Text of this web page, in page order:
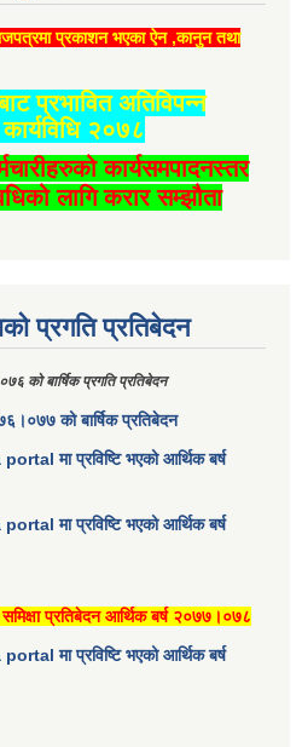
प्रकाशन भएका ऐन ,कानुन तथा
प्रभावित अतिविपन्न
२०७८
कार्यसमपादनस्तर
लागि करार सम्झौता
प्रगति प्रतिबेदन
को बार्षिक प्रगति प्रतिबेदन
को बार्षिक प्रतिबेदन
मा प्रविष्टि भएको आर्थिक बर्ष
मा प्रविष्टि भएको आर्थिक बर्ष
समिक्षा प्रतिबेदन आर्थिक बर्ष २०७७।०७८
मा प्रविष्टि भएको आर्थिक बर्ष